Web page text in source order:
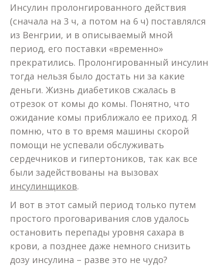
Инсулин пролонгированного действия
(сначала на 3 ч, а потом на 6 ч) поставлялся
из Венгрии, и в описываемый мной
период, его поставки «временно»
прекратились. Пролонгированный инсулин
тогда нельзя было достать ни за какие
деньги. Жизнь диабетиков сжалась в
отрезок от комы до комы. Понятно, что
ожидание комы приближало ее приход. Я
помню, что в то время машины скорой
помощи не успевали обслуживать
сердечников и гипертоников, так как все
были задействованы на вызовах
инсулинщиков.
И вот в этот самый период только путем
простого проговаривания слов удалось
остановить перепады уровня сахара в
крови, а позднее даже немного снизить
дозу инсулина – разве это не чудо?